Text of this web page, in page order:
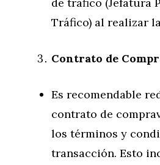
Tráfico) al realizar
Contrato de
Es recomendable
contrato de
los términos y
transacción. Esto